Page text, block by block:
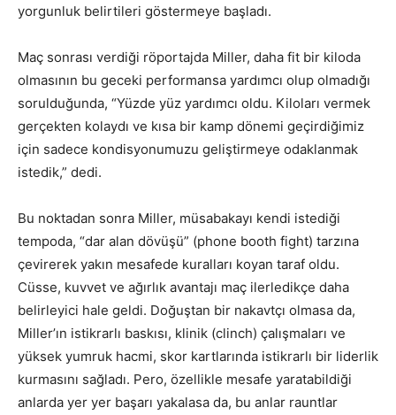
yorgunluk belirtileri göstermeye başladı.
Maç sonrası verdiği röportajda Miller, daha fit bir kiloda
olmasının bu geceki performansa yardımcı olup olmadığı
sorulduğunda, “Yüzde yüz yardımcı oldu. Kiloları vermek
gerçekten kolaydı ve kısa bir kamp dönemi geçirdiğimiz
için sadece kondisyonumuzu geliştirmeye odaklanmak
istedik,” dedi.
Bu noktadan sonra Miller, müsabakayı kendi istediği
tempoda, “dar alan dövüşü” (phone booth fight) tarzına
çevirerek yakın mesafede kuralları koyan taraf oldu.
Cüsse, kuvvet ve ağırlık avantajı maç ilerledikçe daha
belirleyici hale geldi. Doğuştan bir nakavtçı olmasa da,
Miller’ın istikrarlı baskısı, klinik (clinch) çalışmaları ve
yüksek yumruk hacmi, skor kartlarında istikrarlı bir liderlik
kurmasını sağladı. Pero, özellikle mesafe yaratabildiği
anlarda yer yer başarı yakalasa da, bu anlar rauntlar